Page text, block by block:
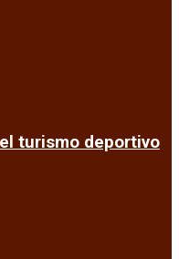
turismo deportivo